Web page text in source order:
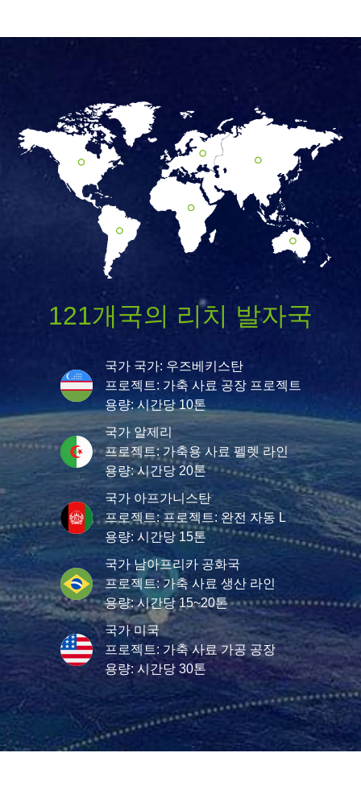
121개국의 리치 발자국
국가 국가: 우즈베키스탄
프로젝트: 가축 사료 공장 프로젝트
용량: 시간당 10톤
국가 알제리
프로젝트: 가축용 사료 펠렛 라인
용량: 시간당 20톤
국가 아프가니스탄
프로젝트: 프로젝트: 완전 자동 L
용량: 시간당 15톤
국가 남아프리카 공화국
프로젝트: 가축 사료 생산 라인
용량: 시간당 15~20톤
국가 미국
프로젝트: 가축 사료 가공 공장
용량: 시간당 30톤